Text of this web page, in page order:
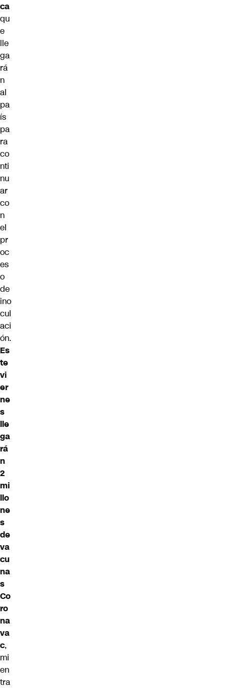
ca
qu
e
lle
ga
rá
n
al
pa
ís
pa
ra
co
nti
nu
ar
co
n
el
pr
oc
es
o
de
ino
cul
aci
ón.
Es
te
vi
er
ne
s
lle
ga
rá
n
2
mi
llo
ne
s
de
va
cu
na
s
Co
ro
na
va
c,
mi
en
tra